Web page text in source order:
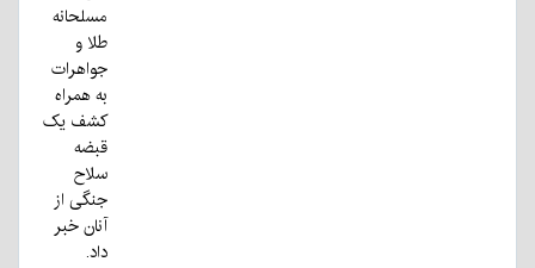
مسلحانه
طلا و
جواهرات
به همراه
کشف یک
قبضه
سلاح
جنگی از
آنان خبر
داد.